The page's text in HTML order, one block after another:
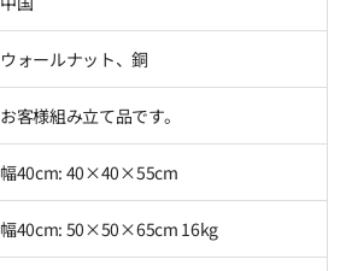
ウォールナット、銅
お客様組み立て品です。
幅40cm: 40×40×55cm
幅40cm: 50×50×65cm 16kg